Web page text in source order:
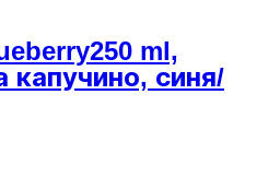
250 ml,
капучино, синя/